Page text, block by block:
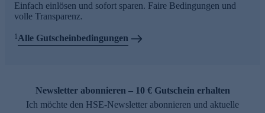
Einfach einlösen und sofort sparen. Faire Bedingungen und
volle Transparenz.
1 Alle Gutscheinbedingungen
Newsletter abonnieren – 10 € Gutschein erhalten
Ich möchte den HSE-Newsletter abonnieren und aktuelle